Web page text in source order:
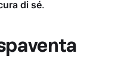
di sé.